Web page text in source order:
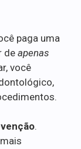
paga uma
de apenas
você
.